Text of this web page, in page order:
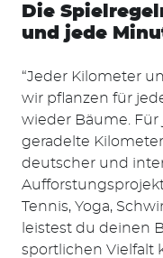
Die
und jede
“Jeder Kilometer
wir pflanzen für
wieder Bäume.
geradelte
deutscher und
Tennis, Yoga,
leistest du deinen
sportlichen Vielfalt